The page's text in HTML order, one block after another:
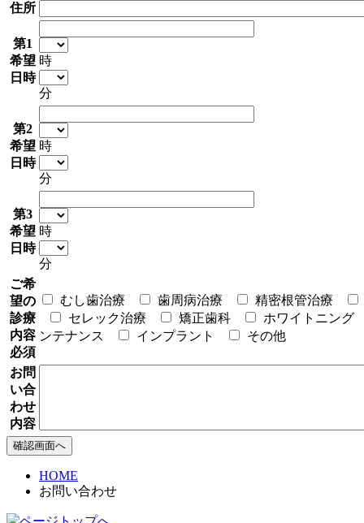
住所
第1
希望
日時
時
分
第2
希望
日時
時
分
第3
希望
日時
時
分
ご希
望の
診療
内容
必須
むし歯治療 歯周病治療
精密根管治療
セレック治療
矯正歯科
ホワイトニング
ンテナンス
インプラント その他
お問
い合
わせ
内容
HOME
お問い合わせ